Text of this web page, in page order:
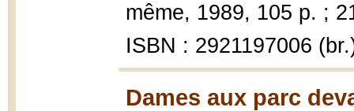
même, 1989, 105 p. ;
ISBN : 2921197006
Dames aux parc